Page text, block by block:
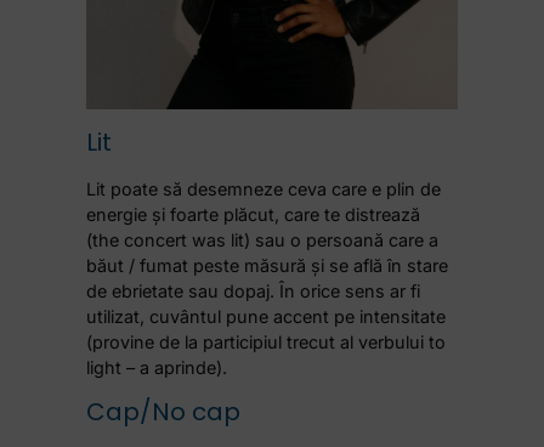
Lit
Lit poate să desemneze ceva care e plin de
energie și foarte plăcut, care te distrează
(the concert was lit) sau o persoană care a
băut / fumat peste măsură și se află în stare
de ebrietate sau dopaj. În orice sens ar fi
utilizat, cuvântul pune accent pe intensitate
(provine de la participiul trecut al verbului to
light – a aprinde).
Cap/No cap